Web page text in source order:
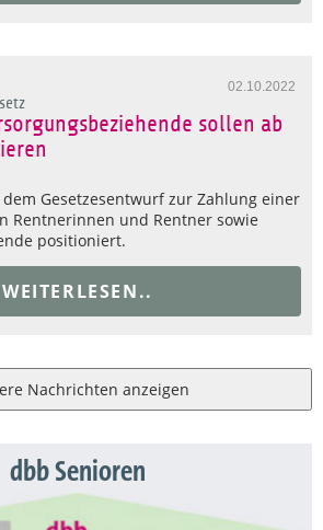
02.10.2022
sollen ab
Gesetzesentwurf zur Zahlung einer
Rentnerinnen und Rentner sowie
positioniert.
WEITERLESEN..
Nachrichten anzeigen
dbb Senioren